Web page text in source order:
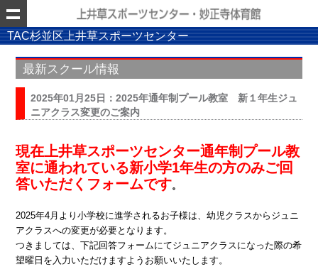
TAC杉並区上井草スポーツセンター
最新スクール情報
2025年01月25日：2025年通年制プール教室 新１年生ジュ
ニアクラス変更のご案内
現在上井草スポーツセンター通年制プール教
室に通われている新小学1年生の方のみご回
答いただくフォームです。
2025年4月より小学校に進学されるお子様は、幼児クラスからジュニ
アクラスへの変更が必要となります。
つきましては、下記回答フォームにてジュニアクラスになった際の希
望曜日を入力いただけますようお願いいたします。